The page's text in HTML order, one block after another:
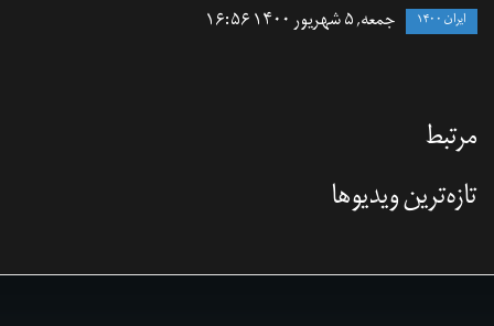
ایران ۱۴۰۰ جمعه, ۵ شهریور ۱۴۰۰ ۱۶:۵۶
مرتبط
تازه‌‌ترین ویدیوها